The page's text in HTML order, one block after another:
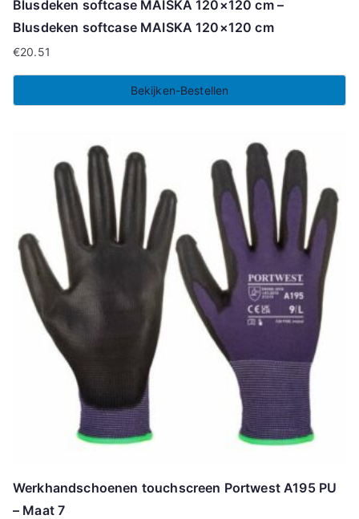
Blusdeken softcase MAISKA 120×120 cm –
Blusdeken softcase MAISKA 120×120 cm
€20.51
Bekijken-Bestellen
Werkhandschoenen touchscreen Portwest A195 PU
– Maat 7